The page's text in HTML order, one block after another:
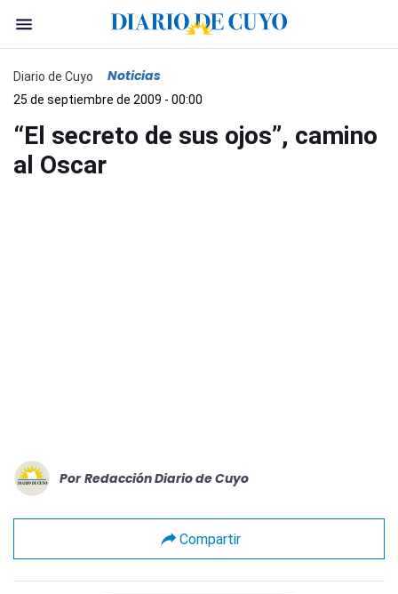
Diario de Cuyo Noticias
25 de septiembre de 2009 - 00:00
“El secreto de sus ojos”, camino
al Oscar
Por Redacción Diario de Cuyo
Compartir